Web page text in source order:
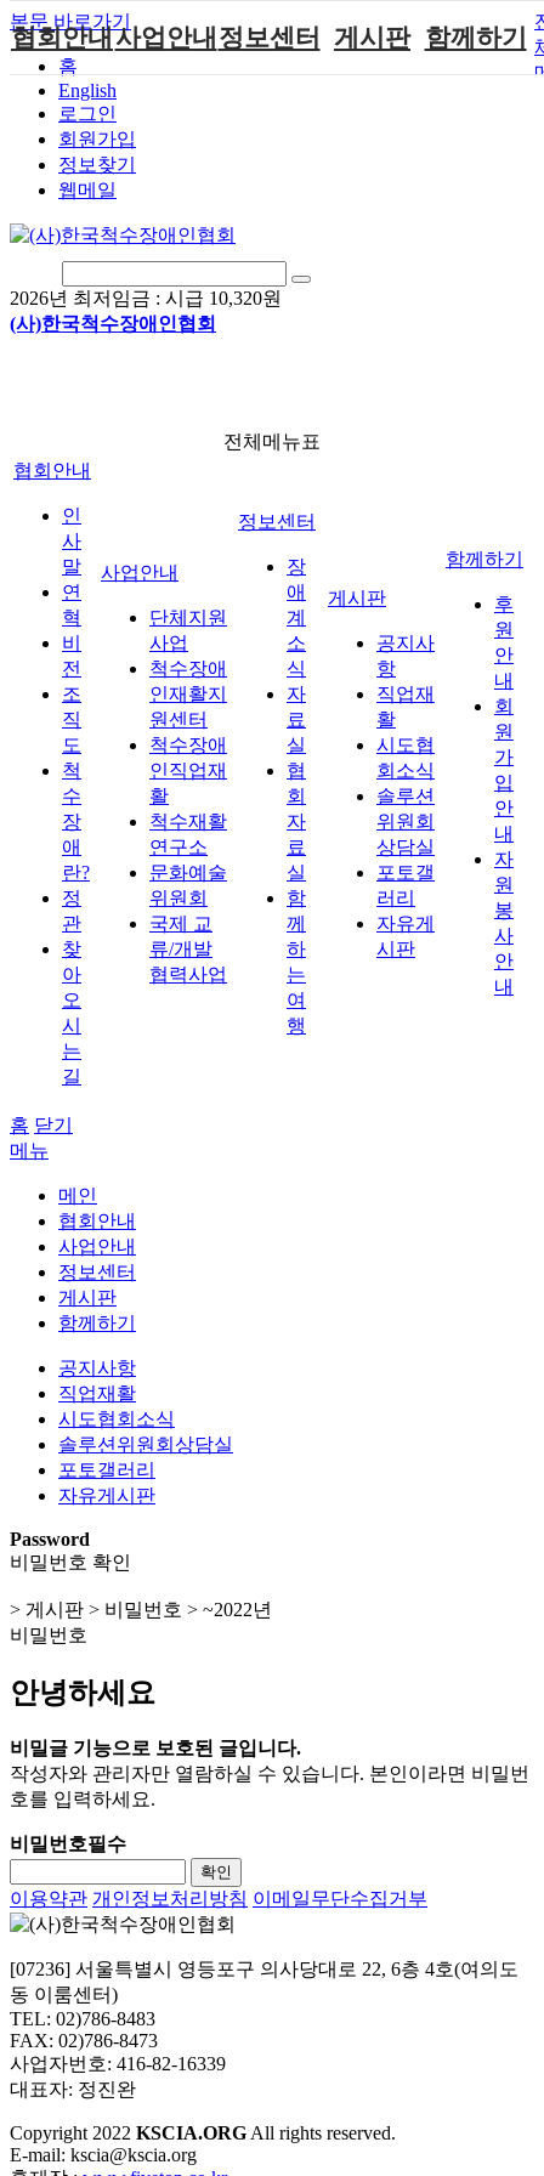
본문 바로가기
홈
English
로그인
회원가입
정보찾기
웹메일
2026년 최저임금 : 시급 10,320원
(사)한국척수장애인협회
협회안내
인사말
연혁
비전
조직도
척수장애란?
찾아오시는길
사업안내
단체지원사업
척수장애인재
활지원센터
척수장애인직
문화예술위원
회
정보센터 게시판 함께하기
전체메뉴표
협회안내
인
사
말
연
혁
비
전
조
직
도
척
수
장
애
란?
정
관
찾
아
오
시
는
길
사업안내
단체지원
사업
척수장애
인재활지
원센터
척수장애
인직업재
활
척수재활
연구소
문화예술
위원회
국제 교
류/개발
협력사업
정보센터
장
애
계
소
식
자
료
실
협
회
자
료
실
함
께
하
는
여
행
게시판
공지사
항
직업재
활
시도협
회소식
솔루션
위원회
상담실
포토갤
러리
자유게
시판
함께하기
후
원
안
내
회
원
가
입
안
내
자
원
봉
사
안
내
홈 닫기
메뉴
메인
협회안내
사업안내
정보센터
게시판
함께하기
공지사항
직업재활
시도협회소식
솔루션위원회상담실
포토갤러리
자유게시판
Password
비밀번호 확인
> 게시판 > 비밀번호 > ~2022년
비밀번호
안녕하세요
비밀글 기능으로 보호된 글입니다.
작성자와 관리자만 열람하실 수 있습니다. 본인이라면 비밀번
호를 입력하세요.
비밀번호필수
확인
이용약관 개인정보처리방침 이메일무단수집거부
[07236] 서울특별시 영등포구 의사당대로 22, 6층 4호(여의도
동 이룸센터)
TEL: 02)786-8483
FAX: 02)786-8473
사업자번호: 416-82-16339
대표자: 정진완
Copyright 2022 KSCIA.ORG All rights reserved.
E-mail: kscia@kscia.org